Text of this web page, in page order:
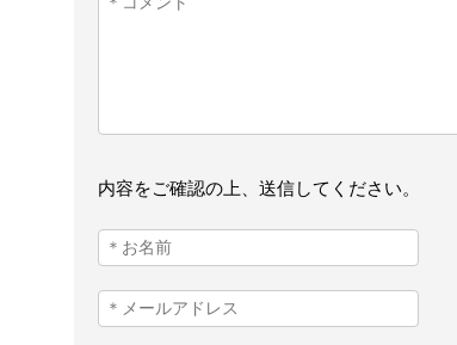
内容をご確認の上、送信してください。